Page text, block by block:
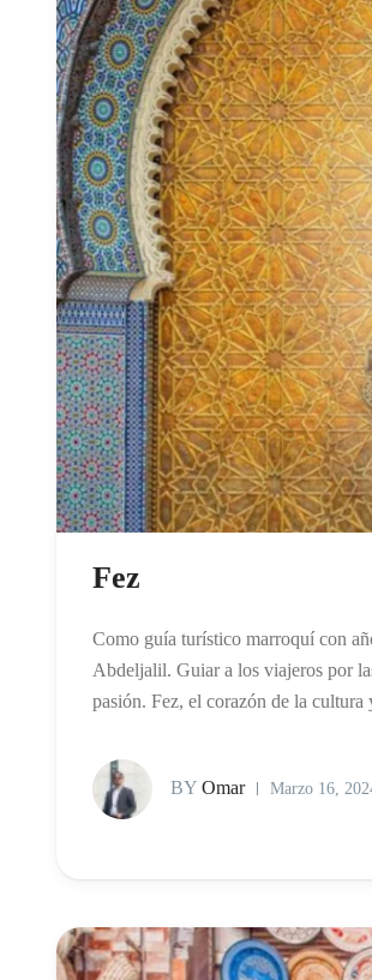
Fez
Como guía turístico marroquí con
Abdeljalil. Guiar a los viajeros por
pasión. Fez, el corazón de la
BY Omar Marzo 16,